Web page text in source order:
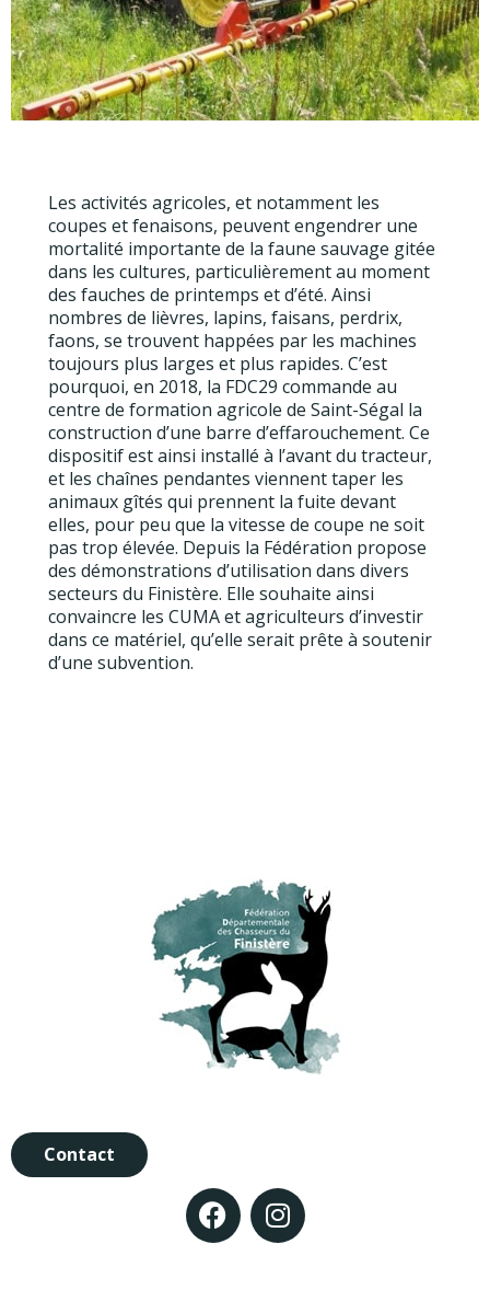
Les activités agricoles, et notamment les
coupes et fenaisons, peuvent engendrer une
mortalité importante de la faune sauvage gitée
dans les cultures, particulièrement au moment
des fauches de printemps et d’été. Ainsi
nombres de lièvres, lapins, faisans, perdrix,
faons, se trouvent happées par les machines
toujours plus larges et plus rapides. C’est
pourquoi, en 2018, la FDC29 commande au
centre de formation agricole de Saint-Ségal la
construction d’une barre d’effarouchement. Ce
dispositif est ainsi installé à l’avant du tracteur,
et les chaînes pendantes viennent taper les
animaux gîtés qui prennent la fuite devant
elles, pour peu que la vitesse de coupe ne soit
pas trop élevée. Depuis la Fédération propose
des démonstrations d’utilisation dans divers
secteurs du Finistère. Elle souhaite ainsi
convaincre les CUMA et agriculteurs d’investir
dans ce matériel, qu’elle serait prête à soutenir
d’une subvention.
Contact